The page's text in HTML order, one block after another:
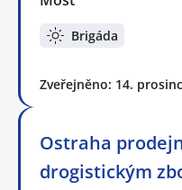
Brigáda
Zveřejněno: 14.
Ostraha
drogistickým